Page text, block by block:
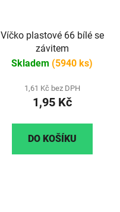
Víčko plastové 66 bílé se
závitem
Skladem (5940 ks)
1,61 Kč bez DPH
1,95 Kč
DO KOŠÍKU